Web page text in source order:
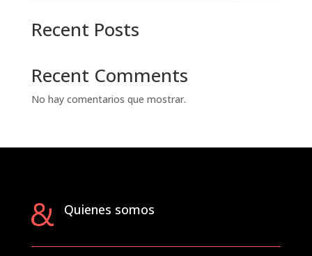
Recent Posts
Recent Comments
No hay comentarios que mostrar.
Quienes somos